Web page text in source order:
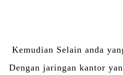
Kemudian Selain anda
Dengan jaringan kantor